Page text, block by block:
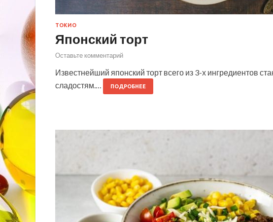
ТОКИО
Японский торт
Оставьте комментарий
Известнейший японский торт всего из 3-х ингредиентов
сладостям.…
ПОДРОБНЕЕ